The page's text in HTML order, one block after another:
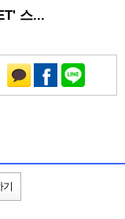
스...
기